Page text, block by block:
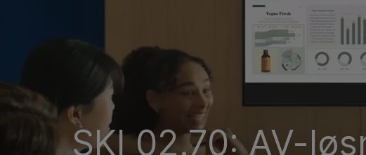
SKI 02.70: AV-